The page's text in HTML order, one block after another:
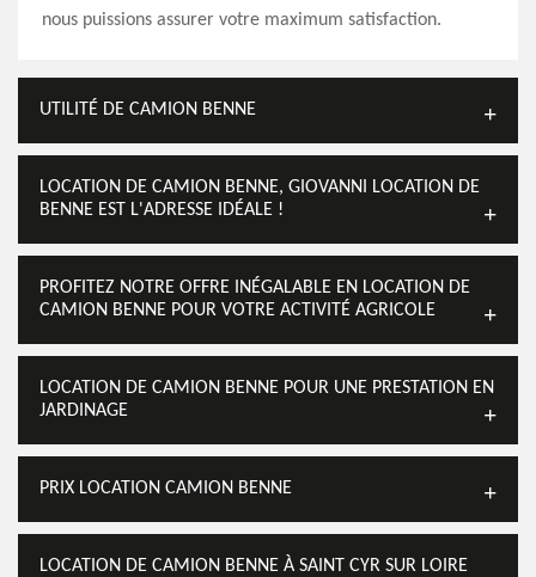
nous puissions assurer votre maximum satisfaction.
UTILITÉ DE CAMION BENNE
LOCATION DE CAMION BENNE, GIOVANNI LOCATION DE
BENNE EST L'ADRESSE IDÉALE !
PROFITEZ NOTRE OFFRE INÉGALABLE EN LOCATION DE
CAMION BENNE POUR VOTRE ACTIVITÉ AGRICOLE
LOCATION DE CAMION BENNE POUR UNE PRESTATION EN
JARDINAGE
PRIX LOCATION CAMION BENNE
LOCATION DE CAMION BENNE À SAINT CYR SUR LOIRE